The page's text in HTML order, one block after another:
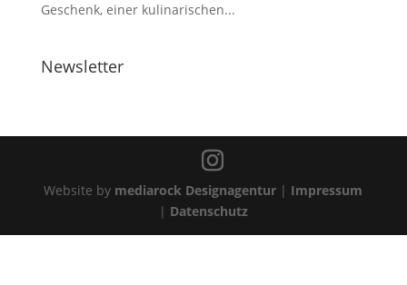
Geschenk, einer kulinarischen...
Newsletter
Website by mediarock Designagentur | Impressum
| Datenschutz